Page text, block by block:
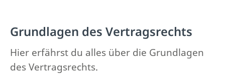
Grundlagen des Vertragsrechts
Hier erfährst du alles über die Grundlagen
des Vertragsrechts.